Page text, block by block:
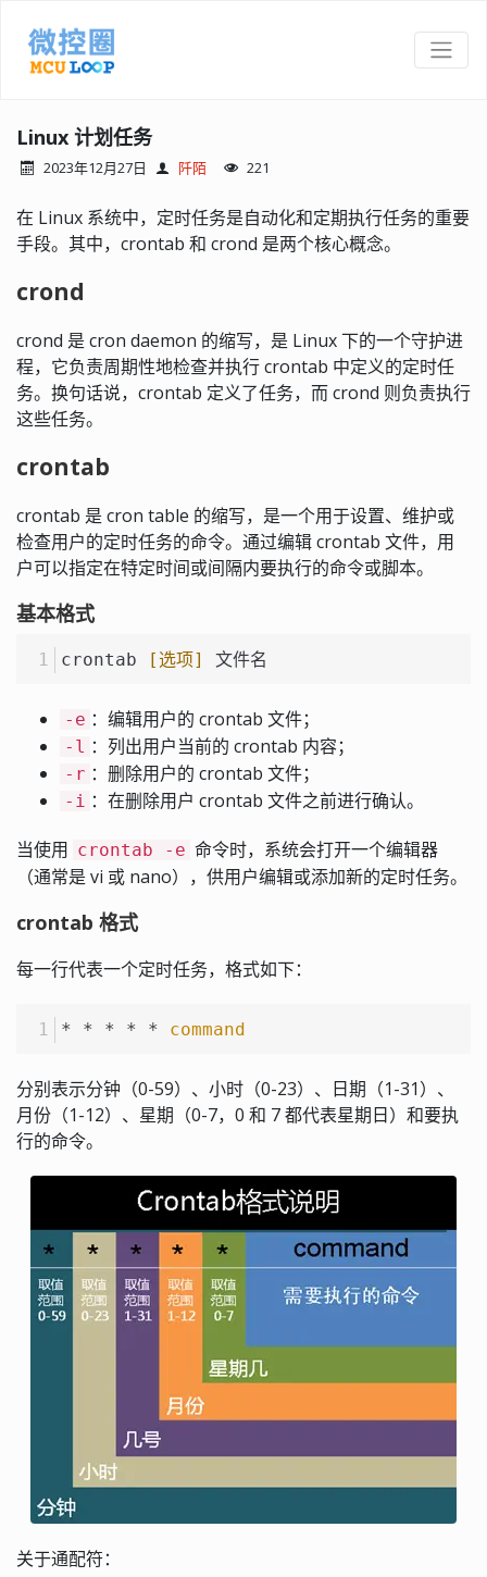
Linux 计划任务
2023年12月27日 阡陌 221
在 Linux 系统中，定时任务是自动化和定期执行任务的重要
手段。其中，crontab 和 crond 是两个核心概念。
crond
crond 是 cron daemon 的缩写，是 Linux 下的一个守护进
程，它负责周期性地检查并执行 crontab 中定义的定时任
务。换句话说，crontab 定义了任务，而 crond 则负责执行
这些任务。
crontab
crontab 是 cron table 的缩写，是一个用于设置、维护或
检查用户的定时任务的命令。通过编辑 crontab 文件，用
户可以指定在特定时间或间隔内要执行的命令或脚本。
基本格式
crontab [选项] 文件名
-e ：编辑用户的 crontab 文件；
-l ：列出用户当前的 crontab 内容；
-r ：删除用户的 crontab 文件；
-i ：在删除用户 crontab 文件之前进行确认。
当使用 crontab -e 命令时，系统会打开一个编辑器
（通常是 vi 或 nano），供用户编辑或添加新的定时任务。
crontab 格式
每一行代表一个定时任务，格式如下：
* * * * * command
分别表示分钟（0-59）、小时（0-23）、日期（1-31）、
月份（1-12）、星期（0-7，0 和 7 都代表星期日）和要执
行的命令。
关于通配符：